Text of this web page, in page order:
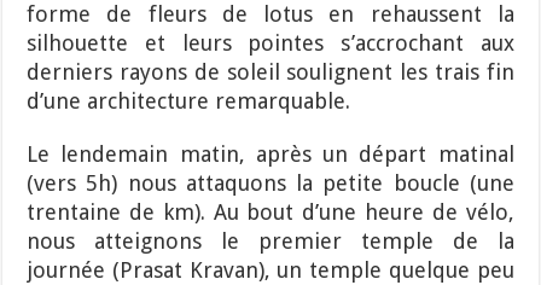
forme de fleurs de lotus en rehaussent la
silhouette et leurs pointes s’accrochant aux
derniers rayons de soleil soulignent les trais fin
d’une architecture remarquable.
Le lendemain matin, après un départ matinal
(vers 5h) nous attaquons la petite boucle (une
trentaine de km). Au bout d’une heure de vélo,
nous atteignons le premier temple de la
journée (Prasat Kravan), un temple quelque peu